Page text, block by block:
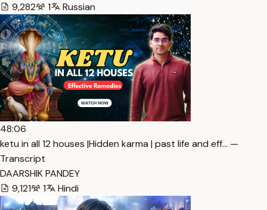
9,282
1 Russian
48:06
ketu in all 12 houses |Hidden karma | past life and eff… —
Transcript
DAARSHIK PANDEY
9,121
1 Hindi